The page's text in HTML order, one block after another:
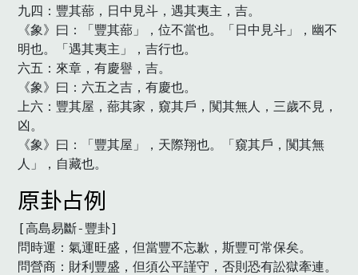
九四：豐其蔀，日中見斗，遇其夷主，吉。
《象》曰：「豐其蔀」，位不當也。「日中見斗」，幽不
明也。「遇其夷主」，吉行也。
六五：來章，有慶譽，吉。
《象》曰：六五之吉，有慶也。
上六：豐其屋，蔀其家，窺其戶，闃其無人，三歲不見，
凶。
《象》曰：「豐其屋」，天際翔也。「窺其戶，闃其無
人」，自藏也。
原卦占例
[高島易斷-豐卦]
問時運：氣運旺盛，但當豐不忘歉，斯豐可常保矣。
問營商：財利豐盛，但須公平謹守，否則恐有訟獄牽連。